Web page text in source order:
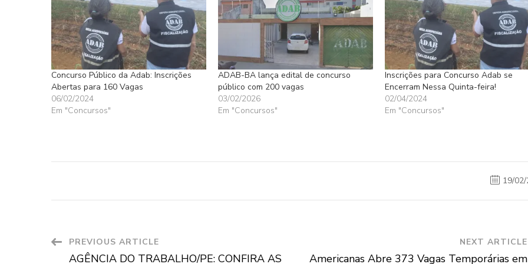
Concurso Público da Adab: Inscrições
Abertas para 160 Vagas
06/02/2024
Em "Concursos"
ADAB-BA lança edital de concurso
público com 200 vagas
03/02/2026
Em "Concursos"
Inscrições para Concurso Adab se
Encerram Nessa Quinta-feira!
02/04/2024
Em "Concursos"
19/
PostPREVIOUS ARTICLE
AGÊNCIA DO TRABALHO/PE: CONFIRA AS
NEXT ARTICLE
Americanas Abre 373 Vagas Temporárias em